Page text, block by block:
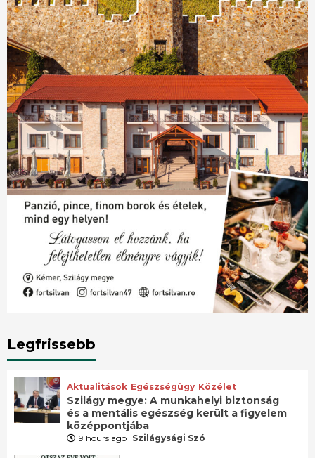
Legfrissebb
Aktualitások Egészségügy Közélet
Szilágy megye: A munkahelyi biztonság
és a mentális egészség került a figyelem
középpontjába
9 hours ago Szilágysági Szó